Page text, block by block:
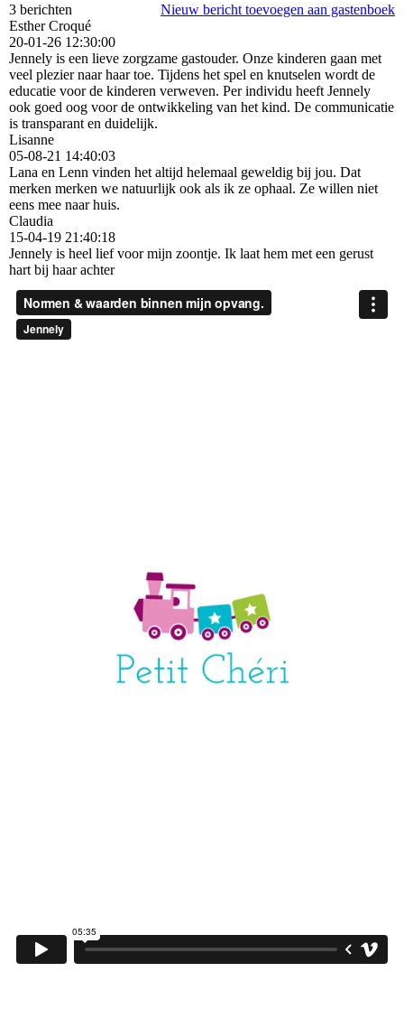
3 berichten
Nieuw bericht toevoegen aan gastenboek
Esther Croqué
20-01-26 12:30:00
Jennely is een lieve zorgzame gastouder. Onze kinderen gaan met
veel plezier naar haar toe. Tijdens het spel en knutselen wordt de
educatie voor de kinderen verweven. Per individu heeft Jennely
ook goed oog voor de ontwikkeling van het kind. De communicatie
is transparant en duidelijk.
Lisanne
05-08-21 14:40:03
Lana en Lenn vinden het altijd helemaal geweldig bij jou. Dat
merken merken we natuurlijk ook als ik ze ophaal. Ze willen niet
eens mee naar huis.
Claudia
15-04-19 21:40:18
Jennely is heel lief voor mijn zoontje. Ik laat hem met een gerust
hart bij haar achter